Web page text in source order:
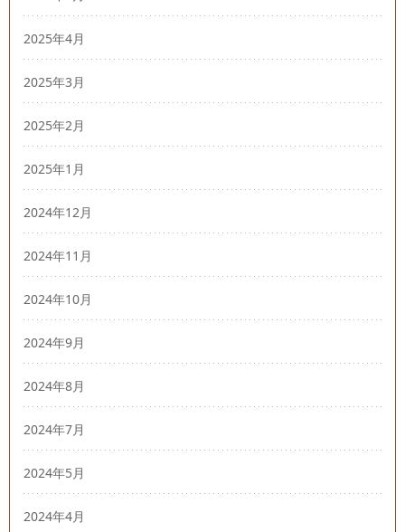
2025年4月
2025年3月
2025年2月
2025年1月
2024年12月
2024年11月
2024年10月
2024年9月
2024年8月
2024年7月
2024年5月
2024年4月